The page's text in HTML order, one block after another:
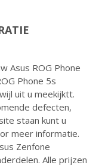
Asus ROG Phone
Phone 5s
uit u meekijktt.
defecten,
staan kunt u
meer informatie.
Zenfone
Alle prijzen